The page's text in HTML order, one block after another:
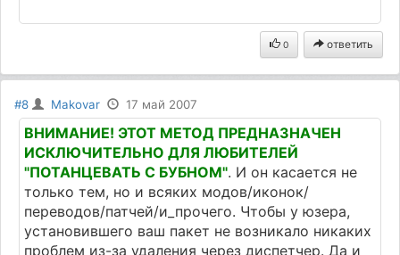
0 ответить
#8 Makovar 17 май 2007
ВНИМАНИЕ! ЭТОТ МЕТОД ПРЕДНАЗНАЧЕН
ИСКЛЮЧИТЕЛЬНО ДЛЯ ЛЮБИТЕЛЕЙ
"ПОТАНЦЕВАТЬ С БУБНОМ". И он касается не
только тем, но и всяких модов/иконок/
переводов/патчей/и_прочего. Чтобы у юзера,
установившего ваш пакет не возникало никаких
проблем из-за удаления через диспетчер. Да и